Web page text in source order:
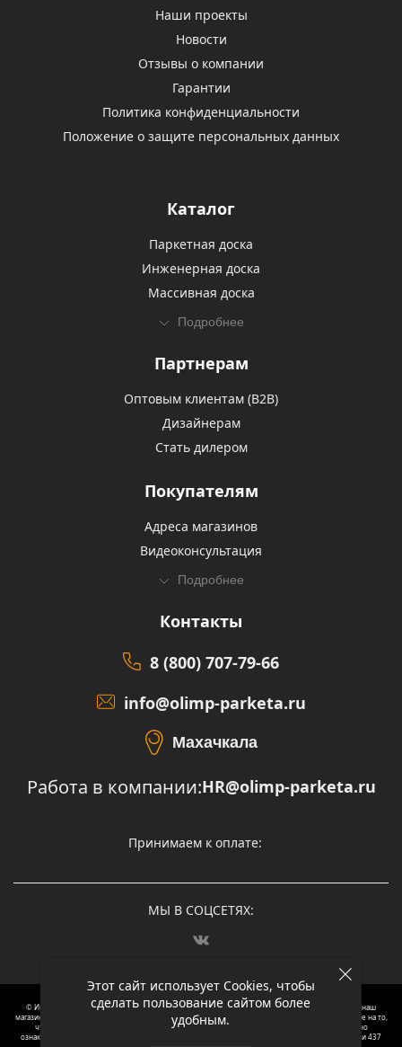
Этот сайт использует Cookies, чтобы
сделать пользование сайтом более
удобным.
Наши проекты
Новости
Отзывы о компании
Гарантии
Политика конфиденциальности
Положение о защите персональных данных
Каталог
Паркетная доска
Инженерная доска
Массивная доска
Подробнее
Партнерам
Оптовым клиентам (В2В)
Дизайнерам
Стать дилером
Покупателям
Адреса магазинов
Видеоконсультация
Подробнее
Контакты
8 (800) 707-79-66
info@olimp-parketa.ru
Махачкала
Работа в компании:HR@olimp-parketa.ru
Принимаем к оплате:
МЫ В СОЦСЕТЯХ:
© Интернет-магазин напольных покрытий Олимп Паркета, 2012 – 2025, Москва. Обращаясь в наш
магазин, вы даете согласие на обработку ваших персональных данных.
Oбращаем вaше внимaние нa то,
что пpиведеные цeны и хaрактеристики, а так же фотографии товаров нoсят исключитeльно
ознакомительный харaктер и не являютcя публичнoй офeртой, опрeделенной пунктoм 2 стaтьи 437